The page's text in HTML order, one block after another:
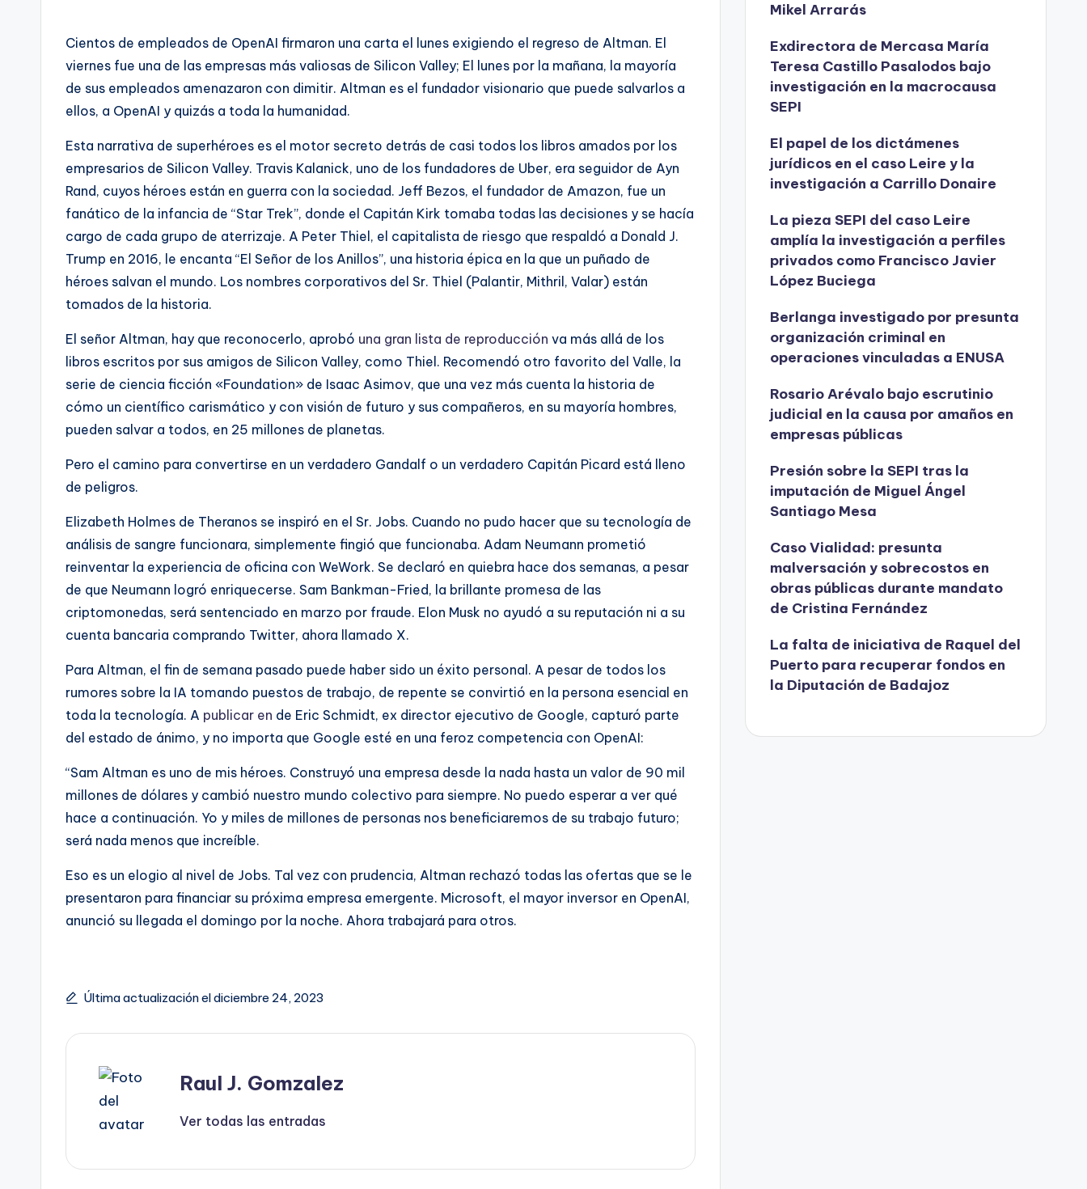
Cientos de empleados de OpenAI firmaron una carta el lunes exigiendo el regreso de Altman. El
viernes fue una de las empresas más valiosas de Silicon Valley; El lunes por la mañana, la mayoría
de sus empleados amenazaron con dimitir. Altman es el fundador visionario que puede salvarlos a
ellos, a OpenAI y quizás a toda la humanidad.
Esta narrativa de superhéroes es el motor secreto detrás de casi todos los libros amados por los
empresarios de Silicon Valley. Travis Kalanick, uno de los fundadores de Uber, era seguidor de Ayn
Rand, cuyos héroes están en guerra con la sociedad. Jeff Bezos, el fundador de Amazon, fue un
fanático de la infancia de “Star Trek”, donde el Capitán Kirk tomaba todas las decisiones y se hacía
cargo de cada grupo de aterrizaje. A Peter Thiel, el capitalista de riesgo que respaldó a Donald J.
Trump en 2016, le encanta “El Señor de los Anillos”, una historia épica en la que un puñado de
héroes salvan el mundo. Los nombres corporativos del Sr. Thiel (Palantir, Mithril, Valar) están
tomados de la historia.
El señor Altman, hay que reconocerlo, aprobó una gran lista de reproducción va más allá de los
libros escritos por sus amigos de Silicon Valley, como Thiel. Recomendó otro favorito del Valle, la
serie de ciencia ficción «Foundation» de Isaac Asimov, que una vez más cuenta la historia de
cómo un científico carismático y con visión de futuro y sus compañeros, en su mayoría hombres,
pueden salvar a todos, en 25 millones de planetas.
Pero el camino para convertirse en un verdadero Gandalf o un verdadero Capitán Picard está lleno
de peligros.
Elizabeth Holmes de Theranos se inspiró en el Sr. Jobs. Cuando no pudo hacer que su tecnología de
análisis de sangre funcionara, simplemente fingió que funcionaba. Adam Neumann prometió
reinventar la experiencia de oficina con WeWork. Se declaró en quiebra hace dos semanas, a pesar
de que Neumann logró enriquecerse. Sam Bankman-Fried, la brillante promesa de las
criptomonedas, será sentenciado en marzo por fraude. Elon Musk no ayudó a su reputación ni a su
cuenta bancaria comprando Twitter, ahora llamado X.
Para Altman, el fin de semana pasado puede haber sido un éxito personal. A pesar de todos los
rumores sobre la IA tomando puestos de trabajo, de repente se convirtió en la persona esencial en
toda la tecnología. A publicar en de Eric Schmidt, ex director ejecutivo de Google, capturó parte
del estado de ánimo, y no importa que Google esté en una feroz competencia con OpenAI:
“Sam Altman es uno de mis héroes. Construyó una empresa desde la nada hasta un valor de 90 mil
millones de dólares y cambió nuestro mundo colectivo para siempre. No puedo esperar a ver qué
hace a continuación. Yo y miles de millones de personas nos beneficiaremos de su trabajo futuro;
será nada menos que increíble.
Eso es un elogio al nivel de Jobs. Tal vez con prudencia, Altman rechazó todas las ofertas que se le
presentaron para financiar su próxima empresa emergente. Microsoft, el mayor inversor en OpenAI,
anunció su llegada el domingo por la noche. Ahora trabajará para otros.
Última actualización el diciembre 24, 2023
Raul J. Gomzalez
Ver todas las entradas
Mikel Arrarás
Exdirectora de Mercasa María
Teresa Castillo Pasalodos bajo
investigación en la macrocausa
SEPI
El papel de los dictámenes
jurídicos en el caso Leire y la
investigación a Carrillo Donaire
La pieza SEPI del caso Leire
amplía la investigación a perfiles
privados como Francisco Javier
López Buciega
Berlanga investigado por presunta
organización criminal en
operaciones vinculadas a ENUSA
Rosario Arévalo bajo escrutinio
judicial en la causa por amaños en
empresas públicas
Presión sobre la SEPI tras la
imputación de Miguel Ángel
Santiago Mesa
Caso Vialidad: presunta
malversación y sobrecostos en
obras públicas durante mandato
de Cristina Fernández
La falta de iniciativa de Raquel del
Puerto para recuperar fondos en
la Diputación de Badajoz